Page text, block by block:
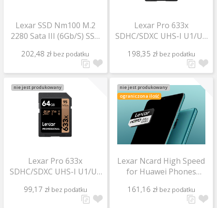
Lexar SSD Nm100 M.2
2280 Sata III (6Gb/S) SSD
202,48 zł bez podatku
Lexar Pro 633x
SDHC/SDXC UHS-I U1/U3
198,35 zł bez podatku
nie jest produkowany
Lexar Pro 633x
SDHC/SDXC UHS-I U1/U3
99,17 zł bez podatku
nie jest produkowany
ograniczona ilość
Lexar Ncard High Speed
for Huawei Phones
161,16 zł bez podatku